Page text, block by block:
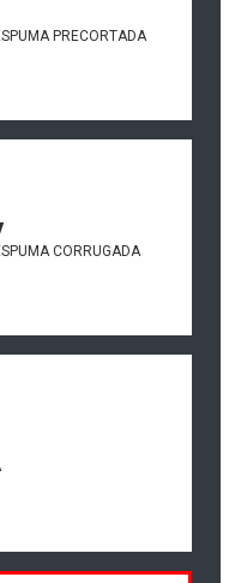
PRECORTADA
CORRUGADA